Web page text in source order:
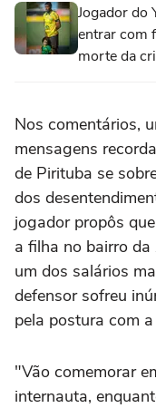
Jogador do
entrar com
morte da
Nos comentários,
mensagens
de Pirituba se
dos
jogador propôs
a filha no bairro da
um dos salários
defensor sofreu
pela postura com
"Vão comemorar
internauta,